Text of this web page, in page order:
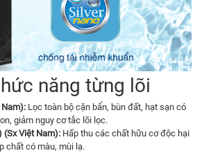
năng từng lõi
Nam): Lọc toàn bộ cặn bẩn, bùn đất, hạt sạn có
giảm nguy cơ tắc lõi lọc.
(Sx Việt Nam): Hấp thu các chất hữu cơ độc hại
chất có màu, mùi lạ.